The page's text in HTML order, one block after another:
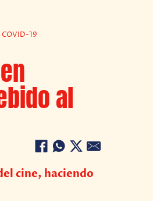
COVID-19
al
cine, haciendo